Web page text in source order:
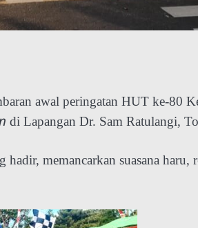
awal peringatan HUT ke-80
di Lapangan Dr. Sam Ratulangi,
memancarkan suasana haru,